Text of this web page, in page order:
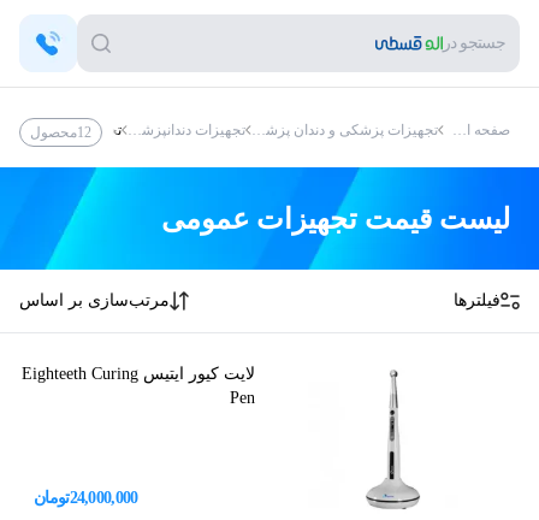
جستجو در
صفحه اصلی تجهیزات پزشکی و دندان پزشکی تجهیزات دندانپزشکی تجهیزات عمومی
12محصول
لیست قیمت تجهیزات عمومی
فیلترها مرتب‌سازی بر اساس
لایت کیور ایتیس Eighteeth Curing
Pen
24,000,000تومان